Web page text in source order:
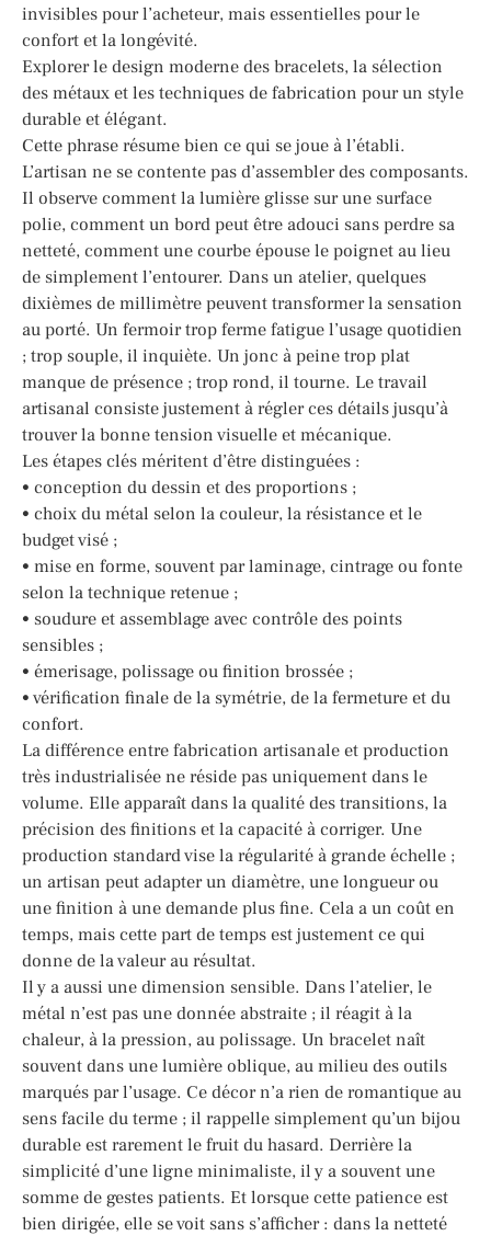
invisibles pour l’acheteur, mais essentielles pour le
confort et la longévité.
Explorer le design moderne des bracelets, la sélection
des métaux et les techniques de fabrication pour un style
durable et élégant.
Cette phrase résume bien ce qui se joue à l’établi.
L’artisan ne se contente pas d’assembler des composants.
Il observe comment la lumière glisse sur une surface
polie, comment un bord peut être adouci sans perdre sa
netteté, comment une courbe épouse le poignet au lieu
de simplement l’entourer. Dans un atelier, quelques
dixièmes de millimètre peuvent transformer la sensation
au porté. Un fermoir trop ferme fatigue l’usage quotidien
; trop souple, il inquiète. Un jonc à peine trop plat
manque de présence ; trop rond, il tourne. Le travail
artisanal consiste justement à régler ces détails jusqu’à
trouver la bonne tension visuelle et mécanique.
Les étapes clés méritent d’être distinguées :
• conception du dessin et des proportions ;
• choix du métal selon la couleur, la résistance et le
budget visé ;
• mise en forme, souvent par laminage, cintrage ou fonte
selon la technique retenue ;
• soudure et assemblage avec contrôle des points
sensibles ;
• émerisage, polissage ou finition brossée ;
• vérification finale de la symétrie, de la fermeture et du
confort.
La différence entre fabrication artisanale et production
très industrialisée ne réside pas uniquement dans le
volume. Elle apparaît dans la qualité des transitions, la
précision des finitions et la capacité à corriger. Une
production standard vise la régularité à grande échelle ;
un artisan peut adapter un diamètre, une longueur ou
une finition à une demande plus fine. Cela a un coût en
temps, mais cette part de temps est justement ce qui
donne de la valeur au résultat.
Il y a aussi une dimension sensible. Dans l’atelier, le
métal n’est pas une donnée abstraite ; il réagit à la
chaleur, à la pression, au polissage. Un bracelet naît
souvent dans une lumière oblique, au milieu des outils
marqués par l’usage. Ce décor n’a rien de romantique au
sens facile du terme ; il rappelle simplement qu’un bijou
durable est rarement le fruit du hasard. Derrière la
simplicité d’une ligne minimaliste, il y a souvent une
somme de gestes patients. Et lorsque cette patience est
bien dirigée, elle se voit sans s’afficher : dans la netteté